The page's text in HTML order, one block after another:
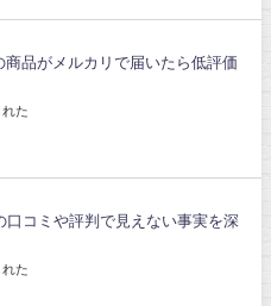
商品がメルカリで届いたら低評価
た
口コミや評判で見えない事実を深
た